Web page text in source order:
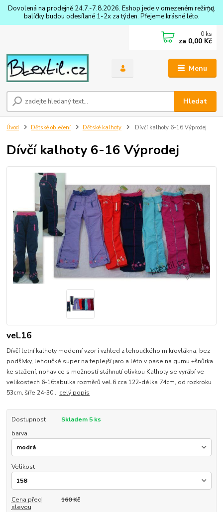
Dovolená na prodejně 24.7.-7.8.2026. Eshop jede v omezeném režimu,
balíčky budou odesílané 1-2x za týden. Přejeme krásné léto.
Menu
Hledat
0 ks
za 0,00 Kč
Úvod Dětské oblečení Dětské kalhoty Dívčí kalhoty 6-16 Výprodej
Dívčí kalhoty 6-16 Výprodej
vel.16
Dívčí letní kalhoty moderní vzor i vzhled z lehoučkého mikrovlákna, bez
podšívky, lehoučké super na teplejší jaro a léto v pase na gumu +šnůrka
ke stažení, nohavice s možností stáhnutí olivkou Kalhoty se vyrábí ve
velikostech 6-16tabulka rozměrů vel.6 cca 122-délka 74cm, od rozkroku
53cm, šíře 24-30... celý popis
Dostupnost
Skladem 5 ks
barva.
Velikost
Cena před
slevou
160 Kč